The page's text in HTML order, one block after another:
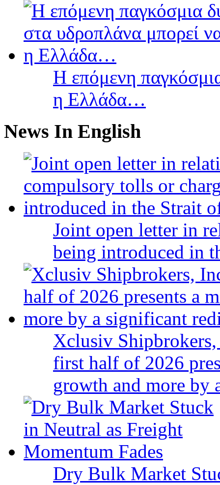
Η επόμενη
η Ελλάδα…
News In English
Joint open letter in
being introduced in
Xclusiv
first half of 2026
growth and more
Dry Bulk Market